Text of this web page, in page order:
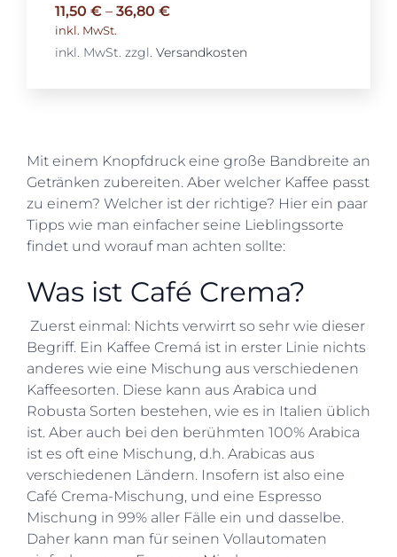
11,50 €– 36,80 €
inkl. MwSt.
inkl. MwSt. zzgl. Versandkosten
Mit einem Knopfdruck eine große Bandbreite an
Getränken zubereiten. Aber welcher Kaffee passt
zu einem? Welcher ist der richtige? Hier ein paar
Tipps wie man einfacher seine Lieblingssorte
findet und worauf man achten sollte:
Was ist Café Crema?
Zuerst einmal: Nichts verwirrt so sehr wie dieser
Begriff. Ein Kaffee Cremá ist in erster Linie nichts
anderes wie eine Mischung aus verschiedenen
Kaffeesorten. Diese kann aus Arabica und
Robusta Sorten bestehen, wie es in Italien üblich
ist. Aber auch bei den berühmten 100% Arabica
ist es oft eine Mischung, d.h. Arabicas aus
verschiedenen Ländern. Insofern ist also eine
Café Crema-Mischung, und eine Espresso
Mischung in 99% aller Fälle ein und dasselbe.
Daher kann man für seinen Vollautomaten